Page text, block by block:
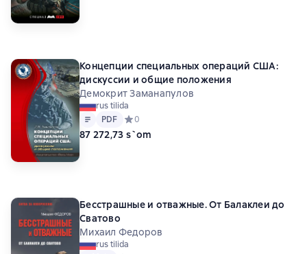
Концепции специальных операций США:
дискуссии и общие положения
Демокрит Заманапулов
rus tilida
Matn
PDF
PDF Средний рейтинг 0 на основе 0 оценок
0
87 272,73 s`om
Бесстрашные и отважные. От Балаклеи до
Сватово
Михаил Федоров
rus tilida